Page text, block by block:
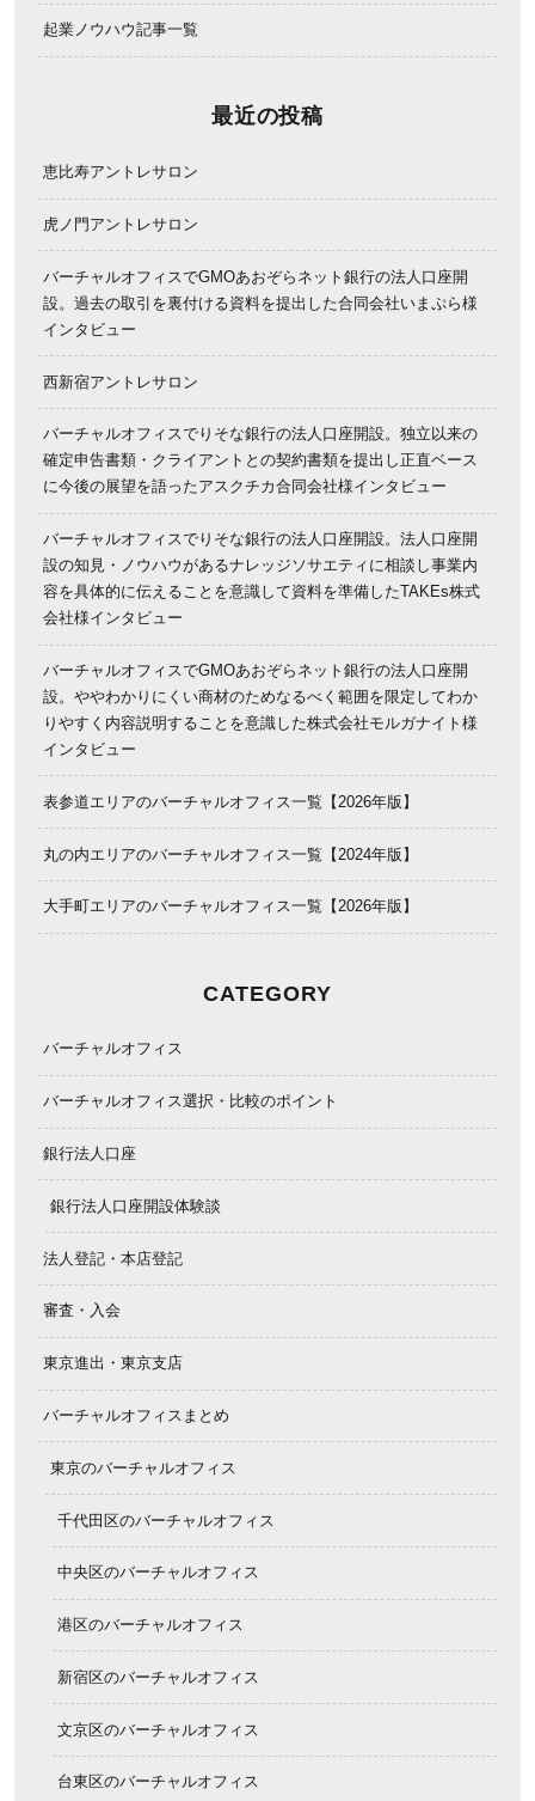
起業ノウハウ記事一覧
最近の投稿
恵比寿アントレサロン
虎ノ門アントレサロン
バーチャルオフィスでGMOあおぞらネット銀行の法人口座開
設。過去の取引を裏付ける資料を提出した合同会社いまぷら様
インタビュー
西新宿アントレサロン
バーチャルオフィスでりそな銀行の法人口座開設。独立以来の
確定申告書類・クライアントとの契約書類を提出し正直ベース
に今後の展望を語ったアスクチカ合同会社様インタビュー
バーチャルオフィスでりそな銀行の法人口座開設。法人口座開
設の知見・ノウハウがあるナレッジソサエティに相談し事業内
容を具体的に伝えることを意識して資料を準備したTAKEs株式
会社様インタビュー
バーチャルオフィスでGMOあおぞらネット銀行の法人口座開
設。ややわかりにくい商材のためなるべく範囲を限定してわか
りやすく内容説明することを意識した株式会社モルガナイト様
インタビュー
表参道エリアのバーチャルオフィス一覧【2026年版】
丸の内エリアのバーチャルオフィス一覧【2024年版】
大手町エリアのバーチャルオフィス一覧【2026年版】
CATEGORY
バーチャルオフィス
バーチャルオフィス選択・比較のポイント
銀行法人口座
銀行法人口座開設体験談
法人登記・本店登記
審査・入会
東京進出・東京支店
バーチャルオフィスまとめ
東京のバーチャルオフィス
千代田区のバーチャルオフィス
中央区のバーチャルオフィス
港区のバーチャルオフィス
新宿区のバーチャルオフィス
文京区のバーチャルオフィス
台東区のバーチャルオフィス